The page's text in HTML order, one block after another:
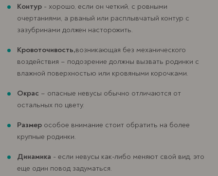
Контур - хорошо, если он четкий, с ровными
очертаниями, а рваный или расплывчатый контур с
зазубринами должен насторожить.
Кровоточивость,возникающая без механического
воздействия – подозрение должны вызвать родинки с
влажной поверхностью или кровяными корочками.
Окрас – опасные невусы обычно отличаются от
остальных по цвету.
Размер особое внимание стоит обратить на более
крупные родинки.
Динамика - если невусы как-либо меняют свой вид, это
еще один повод задуматься.